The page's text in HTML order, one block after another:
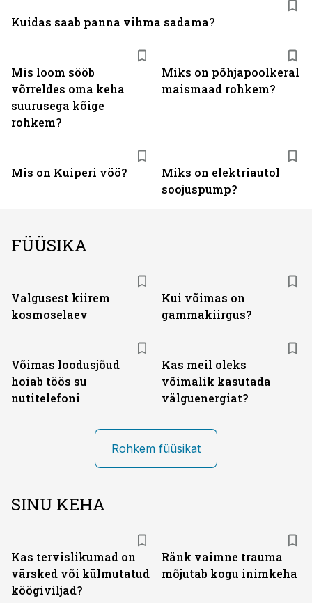
Mis loom sööb
võrreldes oma keha
suurusega kõige
rohkem?
Miks on põhjapoolkeral
maismaad rohkem?
Mis on Kuiperi vöö?
Miks on elektriautol
soojuspump?
Kuidas saab panna vihma sadama?
FÜÜSIKA
Valgusest kiirem
kosmoselaev
Kui võimas on
gammakiirgus?
Võimas loodusjõud
hoiab töös su
nutitelefoni
Kas meil oleks
võimalik kasutada
välguenergiat?
Rohkem füüsikat
SINU KEHA
Kas tervislikumad on
värsked või külmutatud
köögiviljad?
Ränk vaimne trauma
mõjutab kogu inimkeha